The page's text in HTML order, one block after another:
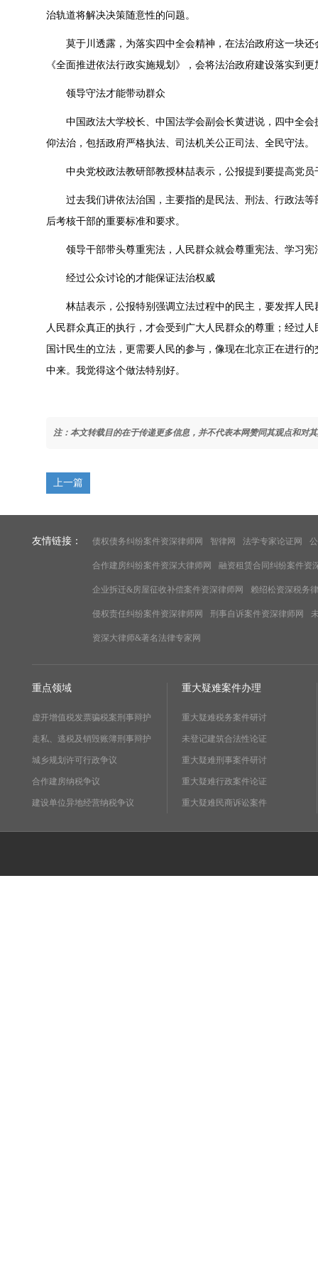
治轨道将解决决策随意性的问题。
莫于川透露，为落实四中全会精神，在法治政府这一块
《全面推进依法行政实施规划》，会将法治政府建设落实到
领导守法才能带动群众
中国政法大学校长、中国法学会副会长黄进说，四中全
仰法治，包括政府严格执法、司法机关公正司法、全民守法。
中央党校政法教研部教授林喆表示，公报提到要提高党
过去我们讲依法治国，主要指的是民法、刑法、行政法
后考核干部的重要标准和要求。
领导干部带头尊重宪法，人民群众就会尊重宪法、学习宪
经过公众讨论的才能保证法治权威
林喆表示，公报特别强调立法过程中的民主，要发挥人
人民群众真正的执行，才会受到广大人民群众的尊重；经过
国计民生的立法，更需要人民的参与，像现在北京正在进行
中来。我觉得这个做法特别好。
注：本文转载目的在于传递更多信息，并不代表本网赞同其观点和对
上一篇
友情链接： 债权债务纠纷案件资深律师网 智律网 法学专家论证网
合作建房纠纷案件资深大律师网 融资租赁合同纠纷案件资
企业拆迁&房屋征收补偿案件资深律师网 赖绍松资深税务
侵权责任纠纷案件资深律师网 刑事自诉案件资深律师网
资深大律师&著名法律专家网
重点领域
虚开增值税发票骗税案刑事辩护
走私、逃税及销毁账簿刑事辩护
城乡规划许可行政争议
合作建房纳税争议
建设单位异地经营纳税争议
重大疑难案件办理
重大疑难税务案件研讨
未登记建筑合法性论证
重大疑难刑事案件研讨
重大疑难行政案件论证
重大疑难民商诉讼案件